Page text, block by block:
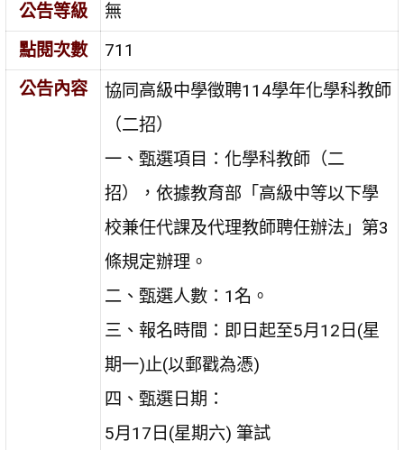
公告等級
無
點閱次數
711
公告內容
協同高級中學徵聘114學年化學科教師
（二招）
一、甄選項目：化學科教師（二
招），依據教育部「高級中等以下學
校兼任代課及代理教師聘任辦法」第3
條規定辦理。
二、甄選人數：1名。
三、報名時間：即日起至5月12日(星
期一)止(以郵戳為憑)
四、甄選日期：
5月17日(星期六) 筆試